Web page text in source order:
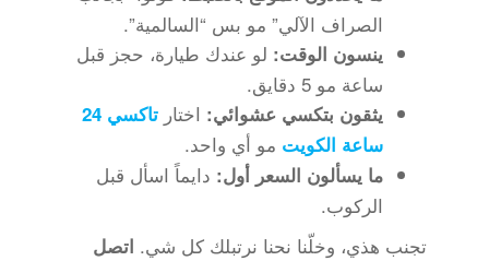
الصراف الآلي” مو بس “السالمية”.
ينسون الوقت: لو عندك طيارة، حجز قبل
ساعة مو 5 دقايق.
يثقون بتكسي عشوائي: اختار
تاكسي 24
ساعة الكويت مو أي واحد.
ما يسألون السعر أول: دايماً اسأل قبل
الركوب.
تجنب هذي، وخلّنا نحنا نرتبلك كل شي. اتصل